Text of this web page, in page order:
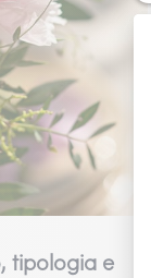
tipologia e